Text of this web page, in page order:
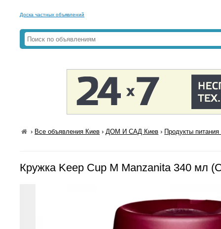
Доска частных объявлений
› Все объявления Киев ›ДОМ И САД Киев › Продукты
Кружка Keep Cup M Manzanita 340 мл